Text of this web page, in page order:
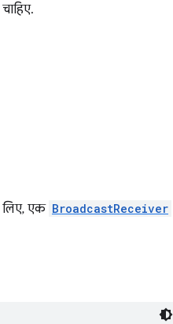
लिए, एक BroadcastReceiver